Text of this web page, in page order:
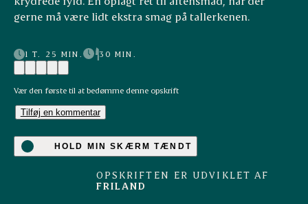
gerne må være lidt ekstra smag på tallerkenen.
1 T. 25 MIN. 30 MIN.
Vær den første til at bedømme denne opskrift
Tilføj en kommentar
HOLD MIN SKÆRM TÆNDT
OPSKRIFTEN ER UDVIKLET AF
FRILAND